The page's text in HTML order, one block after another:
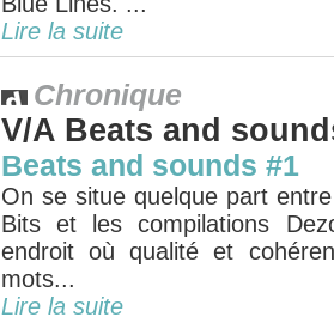
Lire la suite
Chronique
V/A Beats and
Beats and sounds #1
On se situe quelque part
Bits et les compilations
endroit où qualité et
mots...
Lire la suite